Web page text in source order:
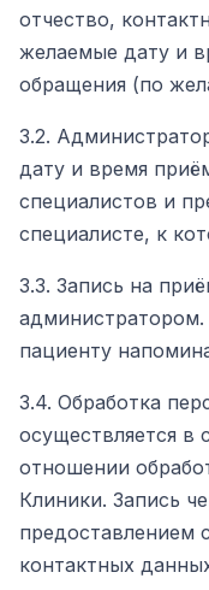
отчество,
желаемые дату и
обращения (по
3.2.
дату и время
специалистов и
специалисте, к
3.3. Запись на
администратором.
пациенту
3.4. Обработка
осуществляется в
отношении
Клиники. Запись
предоставлением
контактных